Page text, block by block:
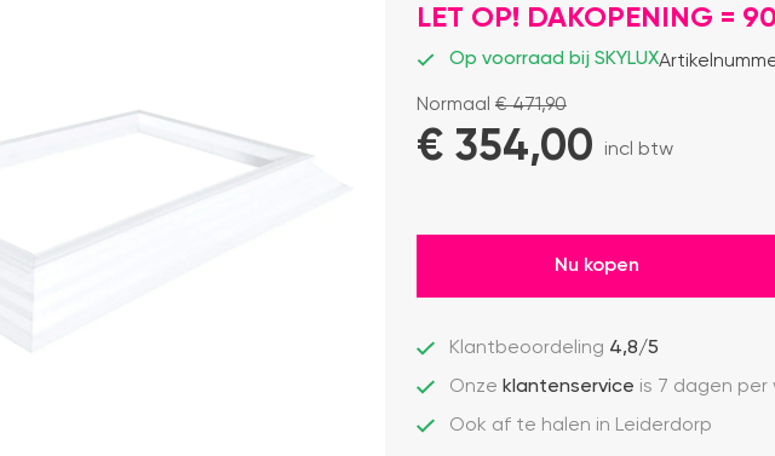
LET OP! DAKOPENING =
Op voorraad bij SKYLUX
Normaal €471,90
€ 354,00 incl btw
Nu kopen
Klantbeoordeling 4,8/5
Onze klantenservice is 7 dagen
Ook af te halen in Leiderdorp